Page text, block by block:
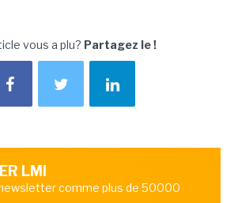
vous a plu? Partagez le !
LMI
comme plus de 50000